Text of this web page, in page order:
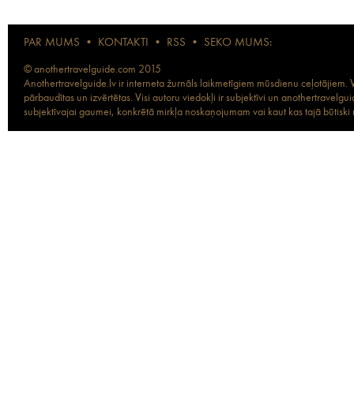
PAR MUMS • KONTAKTI • RSS • SEKO MUMS:
© anothertravelguide.com 2015
Anothertravelguide.lv ir interneta žurnāls laikmetīgiem mūsdienu
pārbaudītas un izvērtētas. Visi autoru viedokļi ir subjektīvi un
subjektīvajai gaumei, konkrētā mirkļa noskaņojumam vai kaut kas tajā